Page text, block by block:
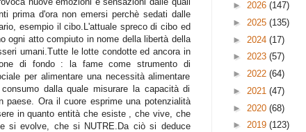
prima d'ora non emersi perchè sedati dalle
esempio il cibo.L'attuale spreco di cibo ed
ogni atto compiuto in nome della libertà della
umani.Tutte le lotte condotte ed ancora in
di fondo : la fame come strumento di
per alimentare una necessità alimentare
dalla quale misurare la capacità di
paese. Ora il cuore esprime una potenzialità
in quanto entità che esiste , che vive, che
si evolve, che si NUTRE.Da ciò si deduce
► 2026 (147)
► 2025 (135)
► 2024 (17)
► 2023 (57)
► 2022 (64)
► 2021 (47)
► 2020 (68)
► 2019 (123)